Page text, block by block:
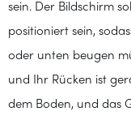
sein. Der Bildschirm
positioniert sein,
oder unten beugen
und Ihr Rücken ist
dem Boden, und das